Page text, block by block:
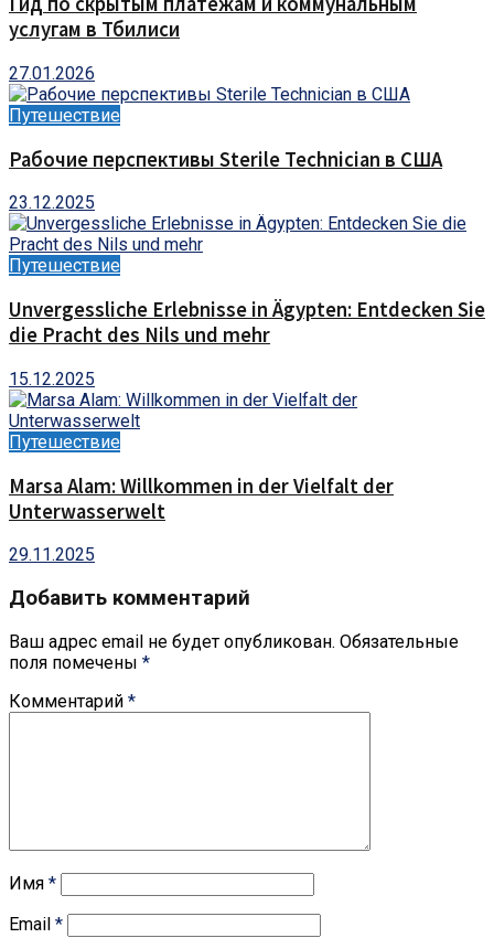
услугам в Тбилиси
27.01.2026
Путешествие
Рабочие перспективы Sterile Technician в США
23.12.2025
Путешествие
Unvergessliche Erlebnisse in Ägypten: Entdecken Sie
die Pracht des Nils und mehr
15.12.2025
Путешествие
Marsa Alam: Willkommen in der Vielfalt der
Unterwasserwelt
29.11.2025
Добавить комментарий
Ваш адрес email не будет опубликован. Обязательные
поля помечены *
Комментарий *
Имя *
Email *